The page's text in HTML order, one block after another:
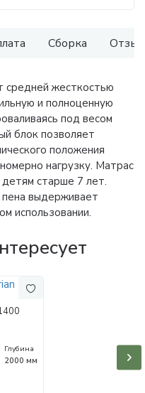
Сборка
жесткостью
и полноценную
под весом
блок позволяет
положения
нагрузку. Матрас
старше 7 лет.
пена выдерживает
использовании.
Глубина
2000 мм